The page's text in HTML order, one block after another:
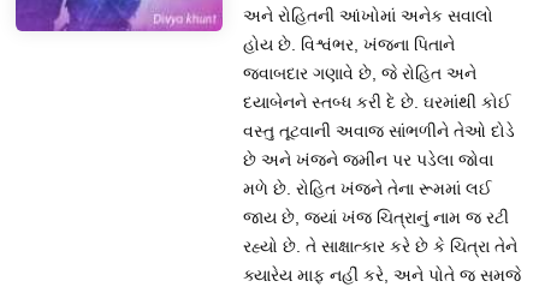
અને રોહિતની આંખોમાં અનેક સવાલો
હોય છે. વિશ્વંભર, ખંજના પિતાને
જવાબદાર ગણાવે છે, જે રોહિત અને
દયાબેનને સ્તબ્ધ કરી દે છે. ઘરમાંથી કોઈ
વસ્તુ તૂટવાની અવાજ સાંભળીને તેઓ દોડે
છે અને ખંજને જમીન પર પડેલા જોવા
મળે છે. રોહિત ખંજને તેના રૂમમાં લઈ
જાય છે, જ્યાં ખંજ ચિત્રાનું નામ જ રટી
રહ્યો છે. તે સાક્ષાત્કાર કરે છે કે ચિત્રા તેને
ક્યારેય માફ નહીં કરે, અને પોતે જ સમજે